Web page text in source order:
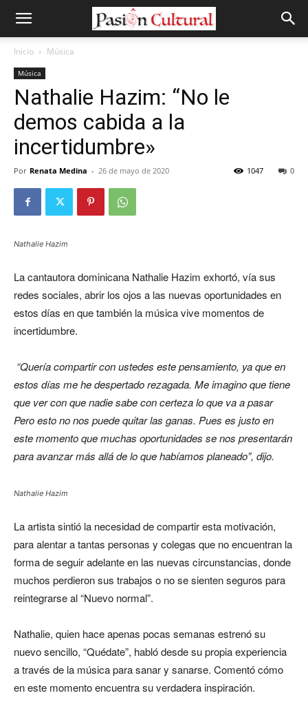
Inicio Música
Música
Nathalie Hazim: “No le
demos cabida a la
incertidumbre»
Por Renata Medina - 26 de mayo de 2020 0
1047
Nathalie Hazim
La cantautora dominicana Nathalie Hazim exhortó, vía sus
redes sociales, abrir los ojos a las nuevas oportunidades en
estos días en que también la música vive momentos de
incertidumbre.
“Quería compartir con ustedes este pensamiento, ya que en
estos días me he despertado rezagada. Me imagino que tiene
que ver con que nadie sabe con certeza lo que va a pasar
Pero esto no nos puede quitar las ganas. Pues es justo en
este momento que muchas oportunidades se nos presentarán
para avanzar más allá de lo que habíamos planeado”, dijo.
Nathalie Hazim
La artista sintió la necesidad de compartir esta motivación,
para alentar a tantas personas y colegas que no encuentran la
forma de seguir adelante en las nuevas circunstancias, donde
muchos perdieron sus trabajos o no se sienten seguros para
reintegrarse al “Nuevo normal”.
Nathalie, quien hace apenas pocas semanas estrenó su
nuevo sencillo, “Quédate”, habló desde su propia experiencia
a través de la música para sanar y sanarse. Comentó cómo
en este momento encuentra su verdadera inspiración.